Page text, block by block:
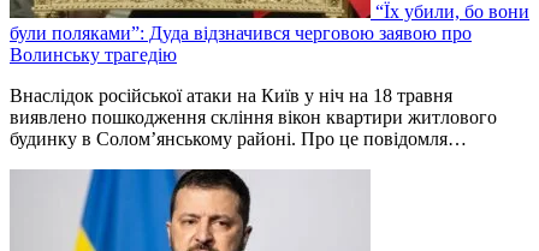
“Їх убили, бо вони
були поляками”: Дуда відзначився черговою заявою про
Волинську трагедію
Внаслідок російської атаки на Київ у ніч на 18 травня
виявлено пошкодження скління вікон квартири житлового
будинку в Соломʼянському районі. Про це повідомля…